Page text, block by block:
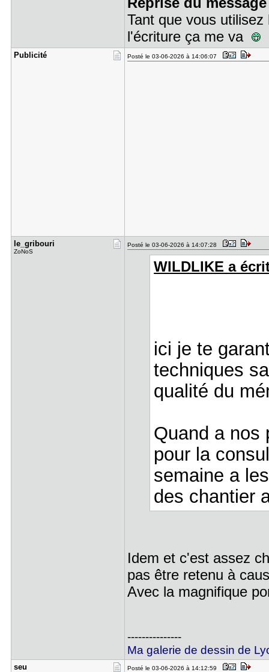
Tant que vous
l'écriture ça me va
Publicité Posté le 03-06-2026 à 14:06:07
le_gribour​i
ZoNoS
Posté le 03-06-2026 à 14:07:28
WILDLIKE a
ici je te
techniques
qualité du
Quand a nos
pour la
semaine a
des chantier
Idem et c'est assez
pas être retenu à
Avec la magnifique
---------------
Ma galerie de dessin de
seu Posté le 03-06-2026 à 14:12:59